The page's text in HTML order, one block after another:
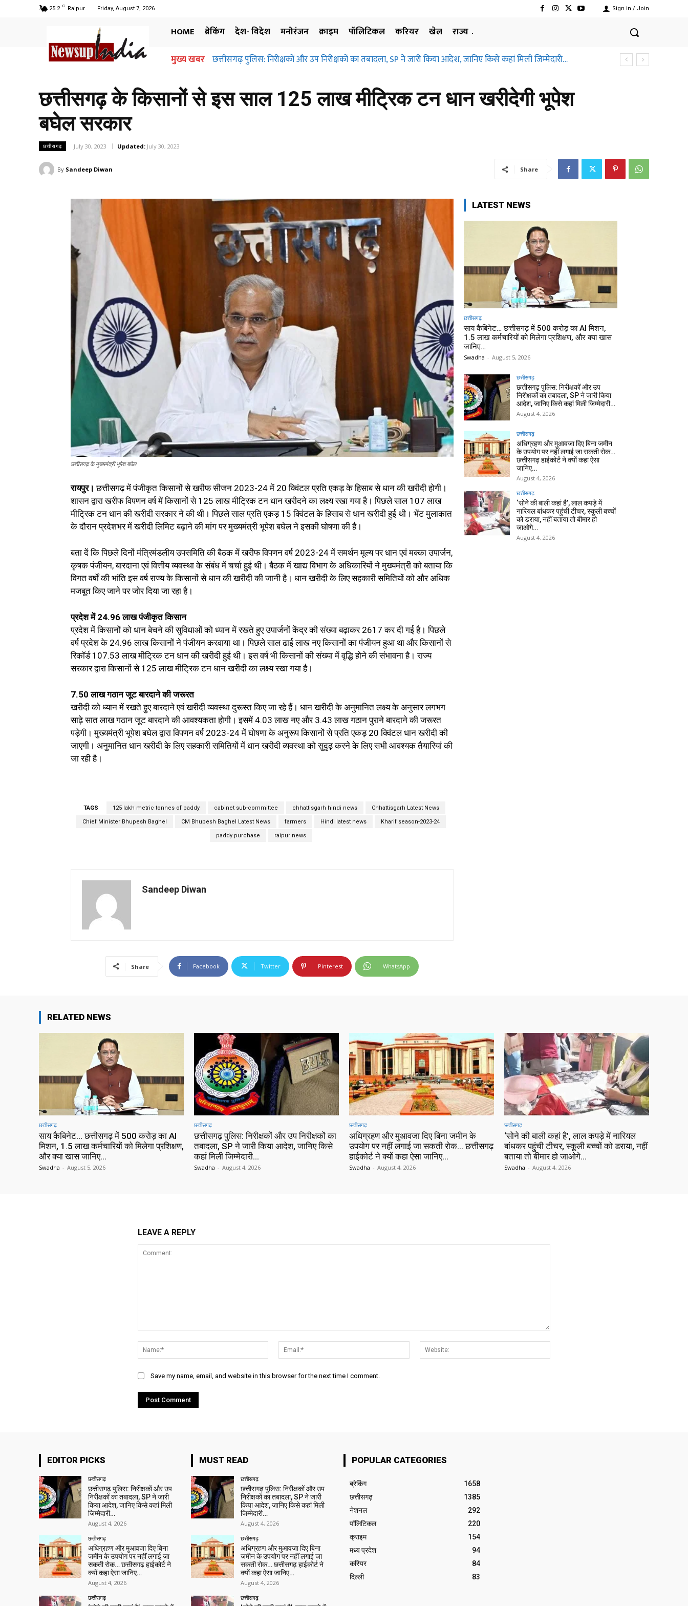
25.2 C Raipur Friday, August 7, 2026 Sign in / Join
HOME ब्रेकिंग देश- विदेश मनोरंजन क्राइम पॉलिटिकल करियर खेल
राज्य
मुख्य खबरछत्तीसगढ़ पुलिस: निरीक्षकों और उप निरीक्षकों का तबादला, SP ने जारी किया आदेश, जानिए किसे कहां मिली जिम्मेदारी…
अधिग्रहण और मुआवजा दिए बिना जमीन के उपयोग पर नहीं लगाई जा सकती रोक… छत्तीसगढ़ हाईकोर्ट ने क्यों कहा ऐसा
छत्तीसगढ़ के किसानों से इस साल 125 लाख मीट्रिक टन धान खरीदेगी भूपेश
बघेल सरकार
छत्तीसगढ़ July 30, 2023 Updated: July 30, 2023
By Sandeep Diwan Share
छत्तीसगढ़ के मुख्यमंत्री भूपेश बघेल
रायपुर। छत्तीसगढ़ में पंजीकृत किसानों से खरीफ सीजन 2023-24 में 20 क्विंटल प्रति एकड़ के हिसाब से धान की खरीदी होगी।
शासन द्वारा खरीफ विपणन वर्ष में किसानों से 125 लाख मीट्रिक टन धान खरीदने का लक्ष्य रखा गया है। पिछले साल 107 लाख
मीट्रिक टन धान की खरीदी सरकार ने की थी। पिछले साल प्रति एकड़ 15 क्विंटल के हिसाब से धान खरीदी हुई थी। भेंट मुलाकात
के दौरान प्रदेशभर में खरीदी लिमिट बढ़ाने की मांग पर मुख्यमंत्री भूपेश बघेल ने इसकी घोषणा की है।
बता दें कि पिछले दिनों मंत्रिमंडलीय उपसमिति की बैठक में खरीफ विपणन वर्ष 2023-24 में समर्थन मूल्य पर धान एवं मक्का उपार्जन,
कृषक पंजीयन, बारदाना एवं वित्तीय व्यवस्था के संबंध में चर्चा हुई थी। बैठक में खाद्य विभाग के अधिकारियों ने मुख्यमंत्री को बताया कि
विगत वर्षों की भांति इस वर्ष राज्य के किसानों से धान की खरीदी की जानी है। धान खरीदी के लिए सहकारी समितियों को और अधिक
मजबूत किए जाने पर जोर दिया जा रहा है।
प्रदेश में 24.96 लाख पंजीकृत किसान
प्रदेश में किसानों को धान बेचने की सुविधाओं को ध्यान में रखते हुए उपार्जनों केंद्र की संख्या बढ़ाकर 2617 कर दी गई है। पिछले
वर्ष प्रदेश के 24.96 लाख किसानों ने पंजीयन करवाया था। पिछले साल ढाई लाख नए किसानों का पंजीयन हुआ था और किसानों से
रिकॉर्ड 107.53 लाख मीट्रिक टन धान की खरीदी हुई थी। इस वर्ष भी किसानों की संख्या में वृद्धि होने की संभावना है। राज्य
सरकार द्वारा किसानों से 125 लाख मीट्रिक टन धान खरीदी का लक्ष्य रखा गया है।
7.50 लाख गठान जूट बारदाने की जरूरत
खरीदी को ध्यान में रखते हुए बारदाने एवं खरीदी व्यवस्था दुरूस्त किए जा रहे हैं। धान खरीदी के अनुमानित लक्ष्य के अनुसार लगभग
साढ़े सात लाख गठान जूट बारदाने की आवश्यकता होगी। इसमें 4.03 लाख नए और 3.43 लाख गठान पुराने बारदाने की जरूरत
पड़ेगी। मुख्यमंत्री भूपेश बघेल द्वारा विपणन वर्ष 2023-24 में घोषणा के अनुरूप किसानों से प्रति एकड़ 20 क्विंटल धान खरीदी की
जाएगी। अनुमानित धान खरीदी के लिए सहकारी समितियों में धान खरीदी व्यवस्था को सुदृढ़ करने के लिए सभी आवश्यक तैयारियां की
जा रही है।
TAGS 125 lakh metric tonnes of paddy cabinet sub-committee chhattisgarh hindi news Chhattisgarh Latest News
Chief Minister Bhupesh Baghel CM Bhupesh Baghel Latest News farmers Hindi latest news Kharif season-2023-24
paddy purchase raipur news
Sandeep Diwan
Share Facebook Twitter Pinterest WhatsApp
LATEST NEWS
छत्तीसगढ़
साय कैबिनेट… छत्तीसगढ़ में 500 करोड़ का AI मिशन,
1.5 लाख कर्मचारियों को मिलेगा प्रशिक्षण, और क्या खास
जानिए…
Swadha - August 5, 2026
छत्तीसगढ़
छत्तीसगढ़ पुलिस: निरीक्षकों और उप
निरीक्षकों का तबादला, SP ने जारी किया
आदेश, जानिए किसे कहां मिली जिम्मेदारी…
August 4, 2026
छत्तीसगढ़
अधिग्रहण और मुआवजा दिए बिना जमीन
के उपयोग पर नहीं लगाई जा सकती रोक…
छत्तीसगढ़ हाईकोर्ट ने क्यों कहा ऐसा
जानिए…
August 4, 2026
छत्तीसगढ़
‘सोने की बाली कहां है’, लाल कपड़े में
नारियल बांधकर पहुंची टीचर, स्कूली बच्चों
को डराया, नहीं बताया तो बीमार हो
जाओगे…
August 4, 2026
RELATED NEWS
छत्तीसगढ़
साय कैबिनेट… छत्तीसगढ़ में 500 करोड़ का AI
मिशन, 1.5 लाख कर्मचारियों को मिलेगा प्रशिक्षण,
और क्या खास जानिए…
Swadha - August 5, 2026
छत्तीसगढ़
छत्तीसगढ़ पुलिस: निरीक्षकों और उप निरीक्षकों का
तबादला, SP ने जारी किया आदेश, जानिए किसे
कहां मिली जिम्मेदारी…
Swadha - August 4, 2026
छत्तीसगढ़
अधिग्रहण और मुआवजा दिए बिना जमीन के
उपयोग पर नहीं लगाई जा सकती रोक… छत्तीसगढ़
हाईकोर्ट ने क्यों कहा ऐसा जानिए…
Swadha - August 4, 2026
छत्तीसगढ़
‘सोने की बाली कहां है’, लाल कपड़े में नारियल
बांधकर पहुंची टीचर, स्कूली बच्चों को डराया, नहीं
बताया तो बीमार हो जाओगे…
Swadha - August 4, 2026
LEAVE A REPLY
Name:*
Email:*
Save my name, email, and website in this browser for the next time I comment.
EDITOR PICKS
छत्तीसगढ़
छत्तीसगढ़ पुलिस: निरीक्षकों और उप
निरीक्षकों का तबादला, SP ने जारी
किया आदेश, जानिए किसे कहां मिली
जिम्मेदारी…
August 4, 2026
छत्तीसगढ़
अधिग्रहण और मुआवजा दिए बिना
जमीन के उपयोग पर नहीं लगाई जा
सकती रोक… छत्तीसगढ़ हाईकोर्ट ने
क्यों कहा ऐसा जानिए…
August 4, 2026
छत्तीसगढ़
MUST READ
छत्तीसगढ़
छत्तीसगढ़ पुलिस: निरीक्षकों और उप
निरीक्षकों का तबादला, SP ने जारी
किया आदेश, जानिए किसे कहां मिली
जिम्मेदारी…
August 4, 2026
छत्तीसगढ़
अधिग्रहण और मुआवजा दिए बिना
जमीन के उपयोग पर नहीं लगाई जा
सकती रोक… छत्तीसगढ़ हाईकोर्ट ने
क्यों कहा ऐसा जानिए…
August 4, 2026
छत्तीसगढ़
POPULAR CATEGORIES
ब्रेकिंग
1658
छत्तीसगढ़
1385
नेशनल
292
पॉलिटिकल
220
क्राइम
154
मध्य प्रदेश
94
करियर
84
दिल्ली
83